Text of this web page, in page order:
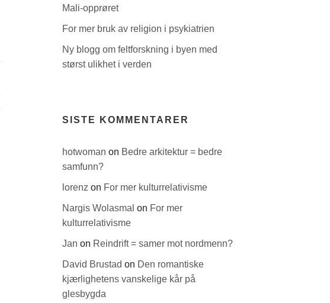
Mali-opprøret
For mer bruk av religion i psykiatrien
Ny blogg om feltforskning i byen med
størst ulikhet i verden
SISTE KOMMENTARER
hotwoman on Bedre arkitektur = bedre
samfunn?
lorenz on For mer kulturrelativisme
Nargis Wolasmal on For mer
kulturrelativisme
Jan on Reindrift = samer mot nordmenn?
David Brustad on Den romantiske
kjærlighetens vanskelige kår på
glesbygda